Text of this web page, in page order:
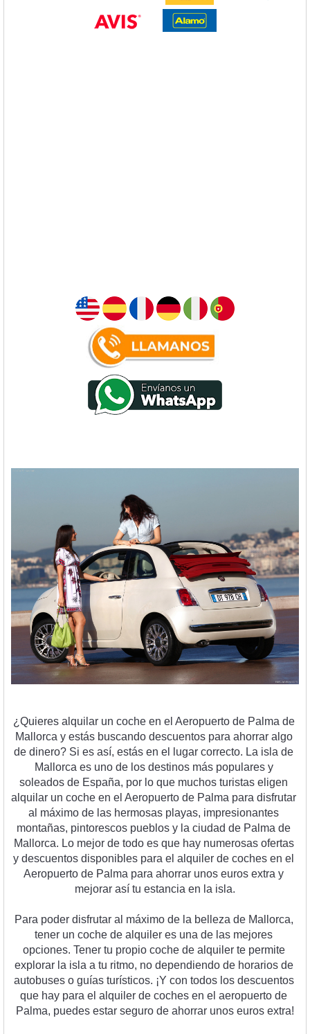
¿ Quieres al quilar un coche en el Aeropuerto de Pal ma de
Mall orca y estás buscando descuentos para ahorrar al go
de dinero? Si es así, estás en el ugar correcto. La is la de
Mall orca es uno de los destinos más popul ares y
soleados de España, por lo que muchos turistas eligen
al quilar un coche en el Aeropuerto de Pal ma para disfrutar
al máximo de las hermosas playas, impresionantes
montañas, pintorescos puebl os y la ciudad de Pal ma de
Mall orca. Lo mejor de todo es que hay numerosas ofertas
y descuentos disponibles para el al quiler de coches en el
Aeropuerto de Pal ma para ahorrar unos euros extra y
mejorar así tu estancia en la is la.
Para poder disfrutar al máximo de la bel leza de Mall orca,
tener un coche de al quiler es una de las mejores
opciones. Tener tu propio coche de al quiler te permite
explorar la isla a tu ritmo, no dependiendo de horarios de
autobuses o guías turísticos. ¡Y con todos los descuentos
que hay para el al quiler de coches en el aeropuerto de
Pal ma, puedes estar seguro de ahorrar unos euros extra!